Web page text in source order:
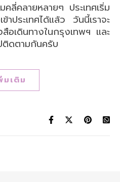
าประเทศได้แล้ว วันนี้เราจะ
อเดินทางในกรุงเทพฯ และ
ติดตามกันครับ
มเติม